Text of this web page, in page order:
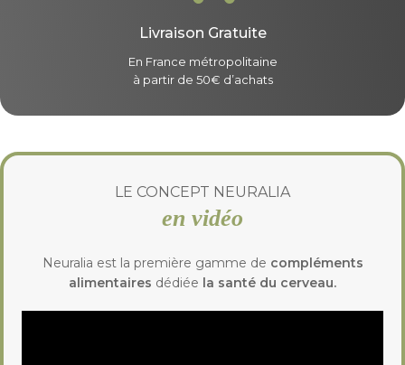
Livraison Gratuite
En France métropolitaine
à partir de 50€ d’achats
LE CONCEPT NEURALIA
en vidéo
Neuralia est la première gamme de compléments
alimentaires dédiée la santé du cerveau.